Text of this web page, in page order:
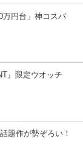
万円台」神コスパ
』限定ウオッチ
題作が勢ぞろい！